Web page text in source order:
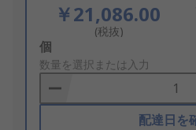
￥21,086.00
(税抜)
Add
to
Basket
個
数量を選択または入力
配達日を